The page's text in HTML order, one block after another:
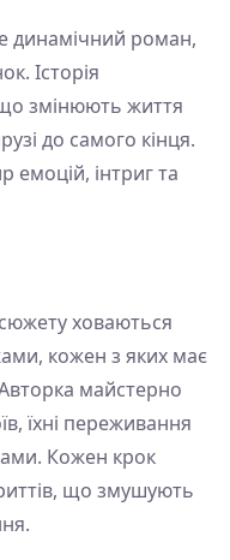
динамічний роман,
Історія
змінюють життя
до самого кінця.
емоцій, інтриг та
ховаються
кожен з яких має
майстерно
їхні переживання
Кожен крок
що змушують